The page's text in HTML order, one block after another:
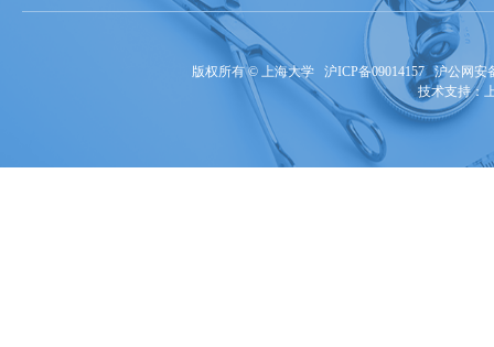
版权所有 © 上海大学 沪ICP备09014157 沪公网安
技术支持：